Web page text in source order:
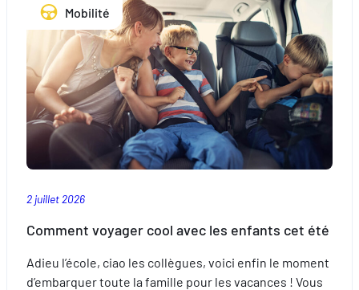
voyages
en
toute
sérénité
avec
une
assurance
adaptée
Mobilité
2 juillet 2026
Comment voyager cool avec les enfants cet été
Adieu l’école, ciao les collègues, voici enfin le moment
d’embarquer toute la famille pour les vacances ! Vous